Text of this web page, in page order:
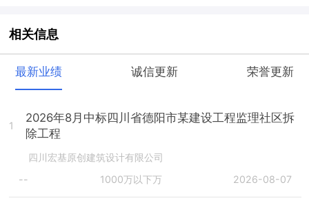
相关信息
最新业绩 诚信更新 荣誉更新
1
2026年8月中标四川省德阳市某建设工程监理社区拆
除工程
四川宏基原创建筑设计有限公司
--
1000万以下万 2026-08-07